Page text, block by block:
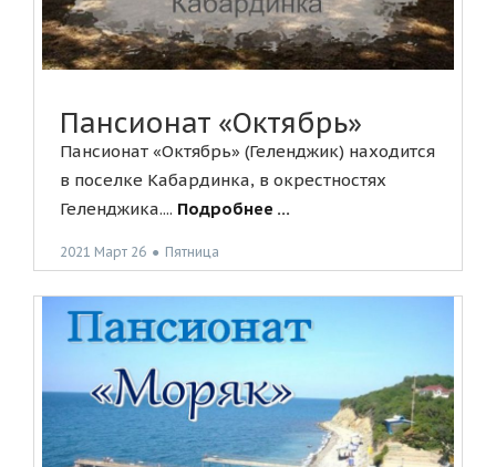
Пансионат «Октябрь»
Пансионат «Октябрь» (Геленджик) находится
в поселке Кабардинка, в окрестностях
Геленджика.... Подробнее ...
2021 Март 26 ● Пятница